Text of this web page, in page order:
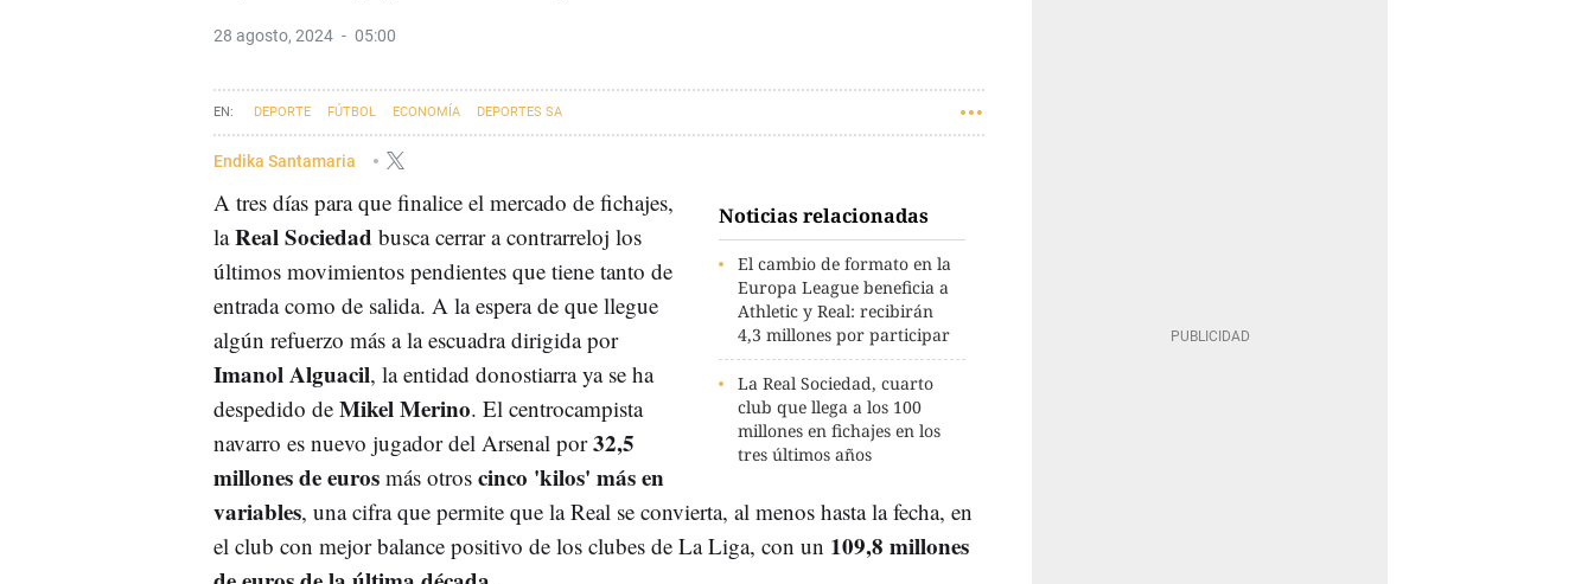
28 agosto, 2024 05:00
DEPORTE FÚTBOL ECONOMÍA DEPORTES SA
Endika Santamaria
Noticias relacionadas
El cambio de formato en la
Europa League beneficia a
Athletic y Real: recibirán
4,3 millones por participar
La Real Sociedad, cuarto
club que llega a los 100
millones en fichajes en los
tres últimos años
A tres días para que finalice el mercado de fichajes,
laReal Sociedad busca cerrar a contrarreloj los
últimos movimientos pendientes que tiene tanto de
entrada como de salida. A la espera de que llegue
algún refuerzo más a la escuadra dirigida por
Imanol Alguacil, la entidad donostiarra ya se ha
despedido de Mikel Merino. El centrocampista
navarro es nuevo jugador del Arsenal por32,5
millones de euros más otros cinco 'kilos' más en
variables, una cifra que permite que la Real se convierta, al menos hasta la fecha, en
el club con mejor balance positivo de los clubes de La Liga, con un 109,8 millones